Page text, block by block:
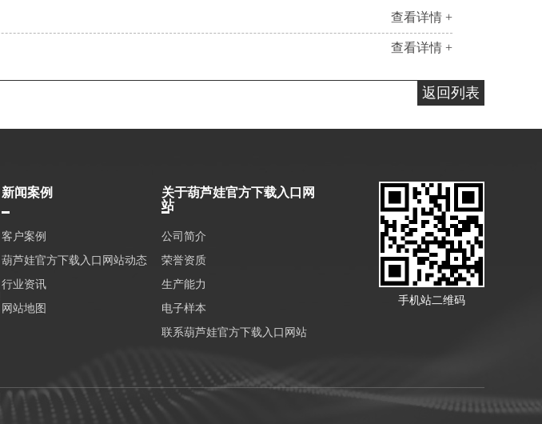
查看详情 +
查看详情 +
返回列表
新闻案例
客户案例
葫芦娃官方下载入口网站动态
行业资讯
网站地图
关于葫芦娃官方下载入口网
站
公司简介
荣誉资质
生产能力
电子样本
联系葫芦娃官方下载入口网站
手机站二维码